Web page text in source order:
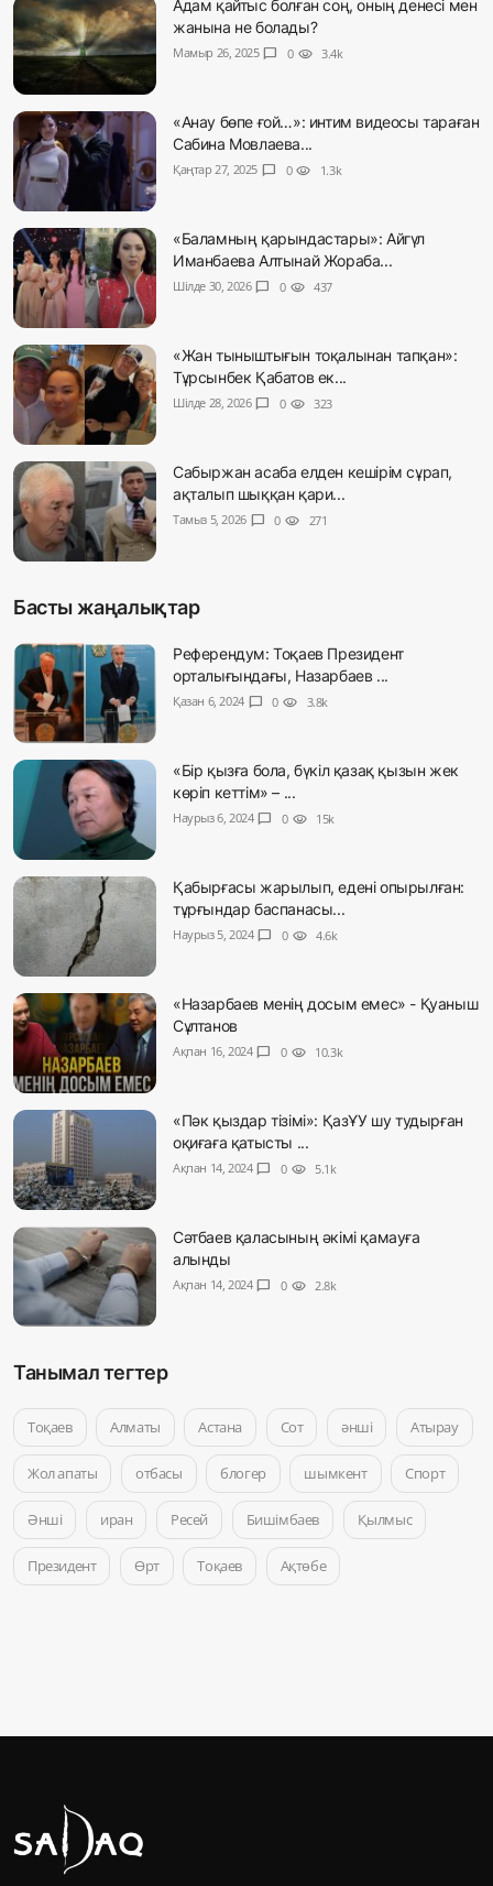
Адам қайтыс болған соң, оның денесі мен
жанына не болады?
Мамыр 26, 2025 chat_bubble 0 visibility 3.4k
«Анау бөпе ғой…»: интим видеосы тараған
Сабина Мовлаева...
Қаңтар 27, 2025 chat_bubble 0 visibility 1.3k
«Баламның қарындастары»: Айгүл
Иманбаева Алтынай Жораба...
Шілде 30, 2026 chat_bubble 0 visibility 437
«Жан тыныштығын тоқалынан тапқан»:
Тұрсынбек Қабатов ек...
Шілде 28, 2026 chat_bubble 0 visibility 323
Сабыржан асаба елден кешірім сұрап,
ақталып шыққан қари...
Тамыз 5, 2026 chat_bubble 0 visibility 271
Басты жаңалықтар
Референдум: Тоқаев Президент
орталығындағы, Назарбаев ...
Қазан 6, 2024 chat_bubble 0 visibility 3.8k
«Бір қызға бола, бүкіл қазақ қызын жек
көріп кеттім» – ...
Наурыз 6, 2024 chat_bubble 0 visibility 15k
Қабырғасы жарылып, едені опырылған:
тұрғындар баспанасы...
Наурыз 5, 2024 chat_bubble 0 visibility 4.6k
«Назарбаев менің досым емес» - Қуаныш
Сұлтанов
Ақпан 16, 2024 chat_bubble 0 visibility 10.3k
«Пәк қыздар тізімі»: ҚазҰУ шу тудырған
оқиғаға қатысты ...
Ақпан 14, 2024 chat_bubble 0 visibility 5.1k
Сәтбаев қаласының әкімі қамауға
алынды
Ақпан 14, 2024 chat_bubble 0 visibility 2.8k
Танымал тегтер
Тоқаев Алматы Астана Сот әнші Атырау
Жол апаты отбасы блогер шымкент Спорт
Әнші иран Ресей Бишімбаев Қылмыс
Президент Өрт Тоқаев Ақтөбе